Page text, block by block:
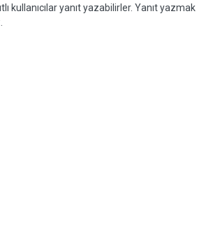
kullanıcılar yanıt yazabilirler. Yanıt yazmak